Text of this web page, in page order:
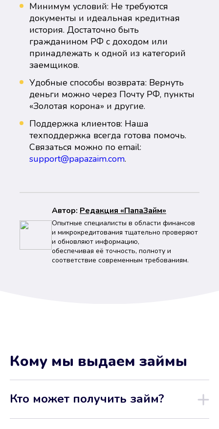
Минимум условий: Не требуются
документы и идеальная кредитная
история. Достаточно быть
гражданином РФ с доходом или
принадлежать к одной из категорий
заемщиков.
Удобные способы возврата: Вернуть
деньги можно через Почту РФ, пункты
«Золотая корона» и другие.
Поддержка клиентов: Наша
техподдержка всегда готова помочь.
Связаться можно по email:
support@papazaim.com.
Автор: Peдaкция «ПапаЗайм»
Опытные специалисты в области финансов
и микрокредитования тщательно проверяют
и обновляют информацию,
обеспечивая её точность, полноту и
соответствие современным требованиям.
Кому мы выдаем займы
Кто может получить займ?